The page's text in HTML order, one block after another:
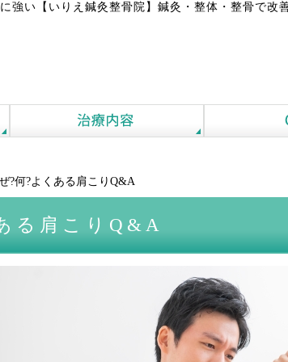
強い【いりえ鍼灸整骨院】鍼灸・整体・整骨で改
?何?よくある肩こりQ&A
る肩こりQ&A